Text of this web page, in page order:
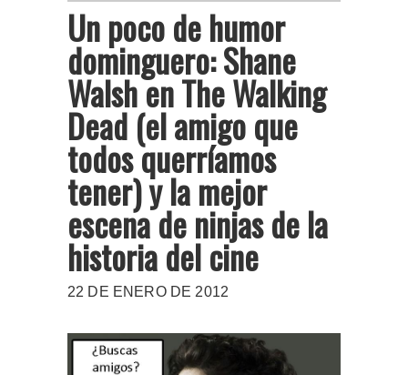
Un poco de humor
dominguero: Shane
Walsh en The Walking
Dead (el amigo que
todos querríamos
tener) y la mejor
escena de ninjas de la
historia del cine
22 DE ENERO DE 2012